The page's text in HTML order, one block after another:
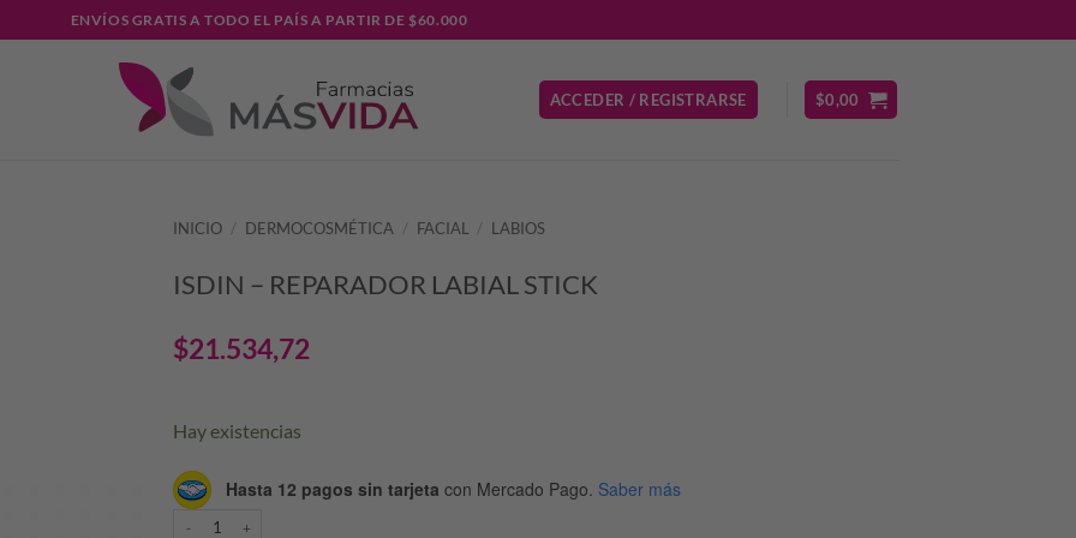
ENVÍOS GRATIS A TODO EL PAÍS A PARTIR DE $60.000
ACCEDER / REGISTRARSE $0,00
INICIO / DERMOCOSMÉTICA / FACIAL / LABIOS
ISDIN – REPARADOR LABIAL STICK
$21.534,72
Hay existencias
Hasta 12 pagos sin tarjeta con Mercado Pago. Saber más
ISDIN - REPARADOR LABIAL STICK cantidad